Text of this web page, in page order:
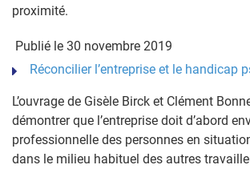
proximité.
Publié le 30 novembre 2019
Réconcilier l’entreprise et le handicap
L’ouvrage de Gisèle Birck et Clément
démontrer que l’entreprise doit d’abord
professionnelle des personnes en
dans le milieu habituel des autres